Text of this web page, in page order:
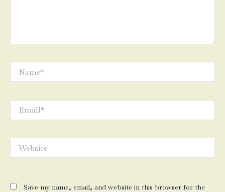
Save my name, email, and website in this browser for the